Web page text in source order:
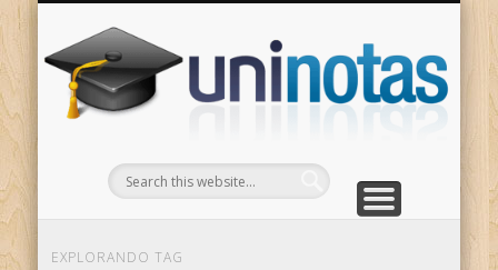
EXPLORANDO TAG